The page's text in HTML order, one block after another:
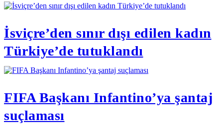
İsviçre’den sınır dışı edilen kadın
Türkiye’de tutuklandı
FIFA Başkanı Infantino’ya şantaj
suçlaması